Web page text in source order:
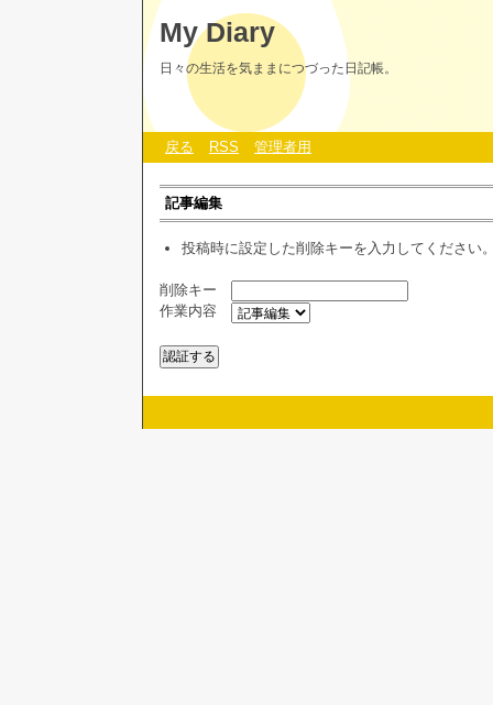
My Diary
日々の生活を気ままにつづった日記帳。
戻る RSS 管理者用
記事編集
投稿時に設定した削除キーを入力してください
削除キー
作業内容